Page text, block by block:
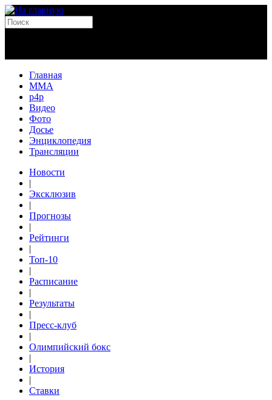
Главная
MMA
p4p
Видео
Фото
Досье
Энциклопедия
Трансляции
Новости
|
Эксклюзив
|
Прогнозы
|
Рейтинги
|
Топ-10
|
Расписание
|
Результаты
|
Пресс-клуб
|
Олимпийский бокс
|
История
|
Ставки